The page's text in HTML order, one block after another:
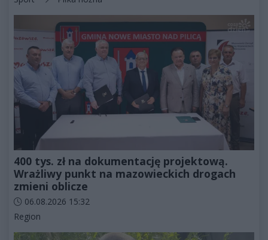
400 tys. zł na dokumentację projektową.
Wrażliwy punkt na mazowieckich drogach
zmieni oblicze
Data dodania artykułu:
06.08.2026 15:32
Kategorie artykułu:
Region